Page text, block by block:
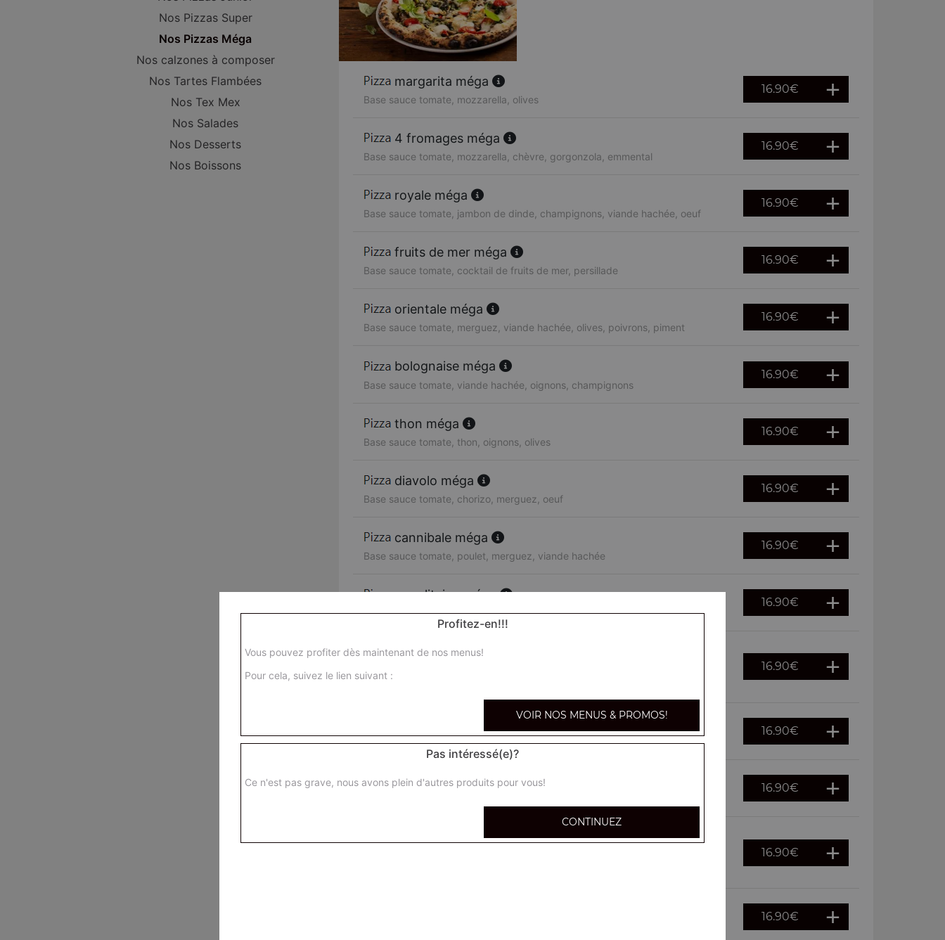
Nos Pizzas Super
Nos Pizzas Méga
Nos calzones à composer
Nos Tartes Flambées
Nos Tex Mex
Nos Salades
Nos Desserts
Nos Boissons
margarita méga
Base sauce tomate, mozzarella, olives
16.90€
4 fromages méga
Base sauce tomate, mozzarella, chèvre, gorgonzola, emmental
16.90€
royale méga
Base sauce tomate, jambon de dinde, champignons, viande hachée, oeuf
16.90€
fruits de mer méga
Base sauce tomate, cocktail de fruits de mer, persillade
16.90€
orientale méga
Base sauce tomate, merguez, viande hachée, olives, poivrons, piment
16.90€
bolognaise méga
Base sauce tomate, viande hachée, oignons, champignons
16.90€
thon méga
Base sauce tomate, thon, oignons, olives
16.90€
diavolo méga
Base sauce tomate, chorizo, merguez, oeuf
16.90€
cannibale méga
Base sauce tomate, poulet, merguez, viande hachée
16.90€
napolitaine méga
Base sauce tomate, anchois, olives
16.90€
4 saisons méga
Base sauce tomate, tomates cerises, poivrons, maïs, olives, oignons,
16.90€
Base sauce tomate, poulet, merguez, oignons, sauce samouraï
16.90€
spania méga
16.90€
16.90€
16.90€
Profitez-en!!!
Vous pouvez profiter dès maintenant de nos menus!
Pour cela, suivez le lien suivant :
VOIR NOS MENUS & PROMOS!
Pas intéressé(e)?
Ce n'est pas grave, nous avons plein d'autres produits pour vous!
CONTINUEZ